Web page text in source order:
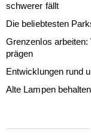
schwerer fällt
Die beliebtesten
Grenzenlos
prägen
Entwicklungen rund
Alte Lampen